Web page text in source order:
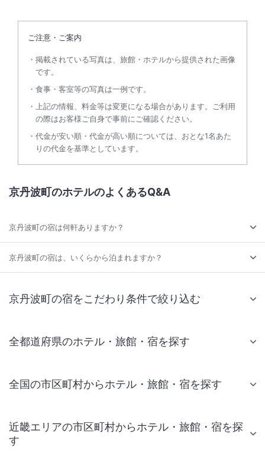
ご注意・ご案内
掲載されている写真は、旅館・ホテルから提供された画像
です。
食事・客室等の写真は一例です。
上記の情報、料金等は変更になる場合があります。ご利用
の際はお客様ご自身で事前にご確認ください。
代金が安い順・代金が高い順については、おとな1名あた
りの代金を基準としています。
京丹波町のホテルのよくあるQ&A
京丹波町の宿は何軒ありますか？
京丹波町の宿は、いくらから泊まれますか？
京丹波町の宿をこだわり条件で絞り込む
全都道府県のホテル・旅館・宿を探す
全国の市区町村からホテル・旅館・宿を探す
近畿エリアの市区町村からホテル・旅館・宿を探
す